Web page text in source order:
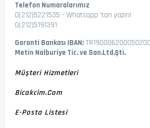
Telefon Numaralarımız
0(212)5221535 - Whatsapp 'tan yazın!
0(212)5191391
Garanti Bankası IBAN:
Metin Nalburiye Tic. ve San.Ltd.Şti.
Müşteri Hizmetleri
Bicakcim.com
E-Posta Listesi